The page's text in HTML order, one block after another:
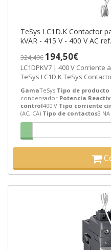
TeSys LC1D.K Contactor
kVAR - 415 V - 400 V AC
324,49€194,50€
LC1DPKV7 | 400 V Corriente alterna (AC, CA) 17 kvar 3 NA
TeSys LC1D.K TeSys
GamaTeSys Tipo de
condensador Potencia
control400 V Tipo corriente
(AC, CA) Tipo de contactos3 NA
-